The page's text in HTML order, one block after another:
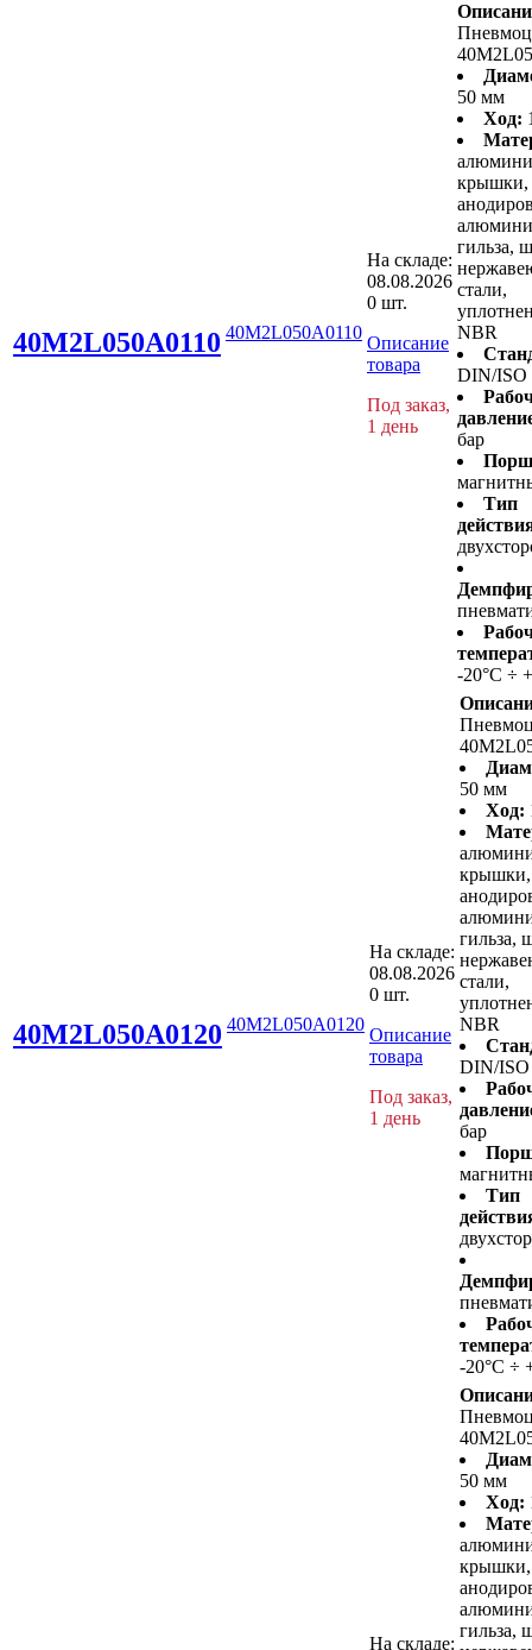
40M2L050A0110 40M2L050A0110
На складе:
08.08.2026
0 шт.
Описание
товара
Под заказ,
1 день
50 мм
Ход:
крышки,
гильза,
стали,
NBR
DIN/ISO
бар
Тип
-20°C ÷
40M2L050A0120 40M2L050A0120
На складе:
08.08.2026
0 шт.
Описание
товара
Под заказ,
1 день
50 мм
Ход:
крышки,
гильза,
стали,
NBR
DIN/ISO
бар
Тип
-20°C ÷
На складе:
50 мм
Ход:
крышки,
гильза,